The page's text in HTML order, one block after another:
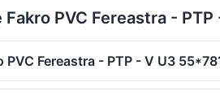
PVC Fereastra -
Fereastra - PTP - V U3